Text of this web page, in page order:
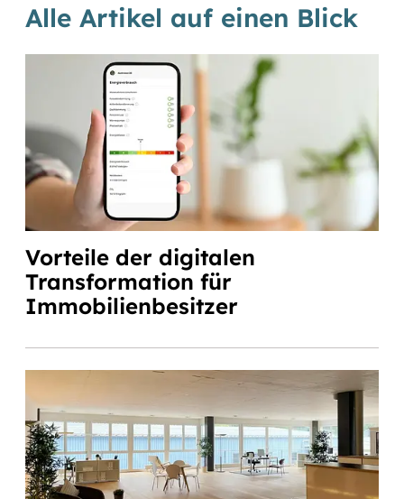
Alle Artikel auf einen Blick
Vorteile der digitalen
Transformation für
Immobilienbesitzer